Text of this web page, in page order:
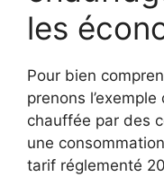
les
Pour bien
prenons l’exemple
chauffée par des
une
tarif réglementé